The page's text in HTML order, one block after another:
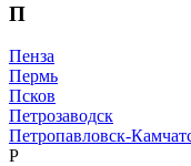
П
Пенза
Пермь
Псков
Петрозаводск
Петропавловск-
Р